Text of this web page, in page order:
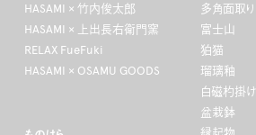
HASAMI × 竹内俊太郎
HASAMI × 上出長右衛門窯
RELAX FueFuki
HASAMI × OSAMU GOODS
多角面取り
富士山
狛猫
瑠璃釉
白磁杓掛け
盆栽鉢